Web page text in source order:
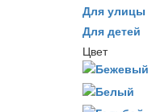
Для улицы
Для детей
Цвет